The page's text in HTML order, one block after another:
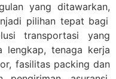
yang ditawarkan,
pilihan tepat bagi
transportasi yang
lengkap, tenaga kerja
fasilitas packing dan